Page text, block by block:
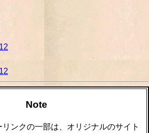
12
12
Note
ンクの一部は、オリジナルのサイト